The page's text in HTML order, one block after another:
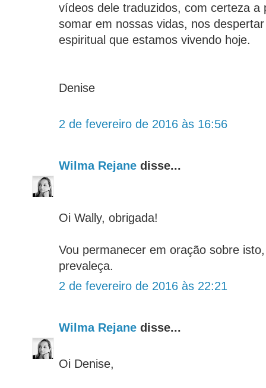
vídeos dele traduzidos, com certeza a
somar em nossas vidas, nos
espiritual que estamos vivendo hoje.
Denise
2 de fevereiro de 2016 às 16:56
Wilma Rejane disse...
Oi Wally, obrigada!
Vou permanecer em oração sobre
prevaleça.
2 de fevereiro de 2016 às 22:21
Wilma Rejane disse...
Oi Denise,